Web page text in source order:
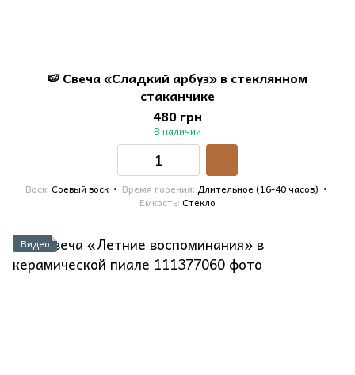
🍉 Свеча «Сладкий арбуз» в стеклянном
стаканчике
480 грн
В наличии
Воск Соевый воск Время горения Длительное (16-40 часов)
Емкость Стекло
Видео